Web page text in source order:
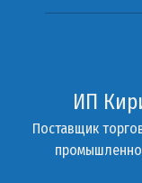
ИП
Поставщик